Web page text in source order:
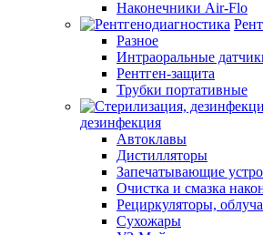
Наконечники Air-Flo
Разное
Интраоральные
Рентген-защита
Трубки портативные
дезинфекция
Автоклавы
Дистилляторы
Запечатывающие
Очистка и смазка
Рециркуляторы,
Сухожары